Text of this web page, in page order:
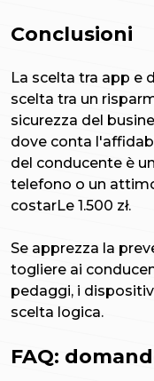
Conclusioni
La scelta tra app e
scelta tra un
sicurezza del
dove conta
del conducente è
telefono o un
costarLe 1.500 zł.
Se apprezza la
togliere ai
pedaggi, i
scelta logica.
FAQ: